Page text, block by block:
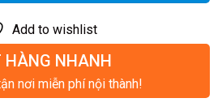
Add to wishlist
NHANH
nơi miễn phí nội thành!